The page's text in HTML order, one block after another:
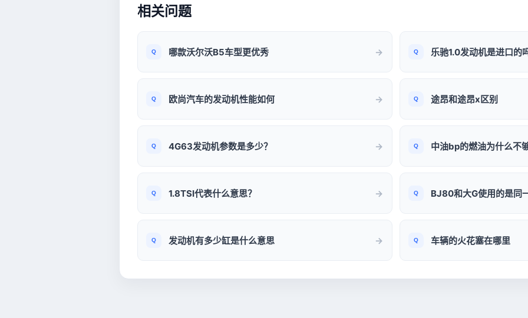
相关问题
哪款沃尔沃B5车型更优秀 乐驰1.0发动机是进口的
欧尚汽车的发动机性能如何 途昂和途昂x区别
4G63发动机参数是多少？ 中油bp的燃油为什么不
1.8TSI代表什么意思？ BJ80和大G使用的是同
发动机有多少缸是什么意思 车辆的火花塞在哪里